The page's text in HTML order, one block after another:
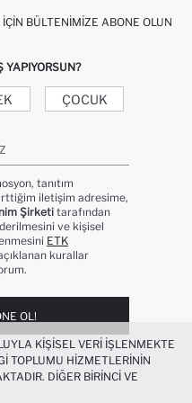
BÜLTENIMIZE ABONE OLUN
YAPIYORSUN?
ÇOCUK
tanıtım
iletişim adresime,
Şirketi tarafından
ve kişisel
ETK
kurallar
OL!
KIŞISEL VERI IŞLENMEKTE
TOPLUMU HIZMETLERININ
DIĞER BIRINCI VE
IYI BIR ALIŞVERIŞ